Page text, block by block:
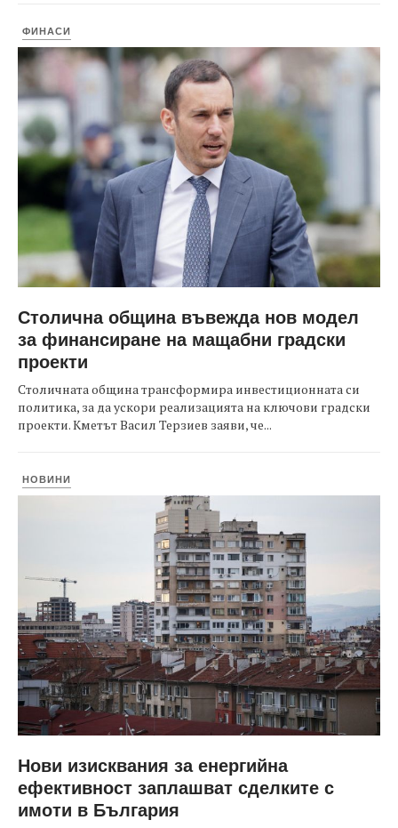
ФИНАСИ
Столична община въвежда нов модел
за финансиране на мащабни градски
проекти
Столичната община трансформира инвестиционната си
политика, за да ускори реализацията на ключови градски
проекти. Кметът Васил Терзиев заяви, че...
НОВИНИ
Нови изисквания за енергийна
ефективност заплашват сделките с
имоти в България